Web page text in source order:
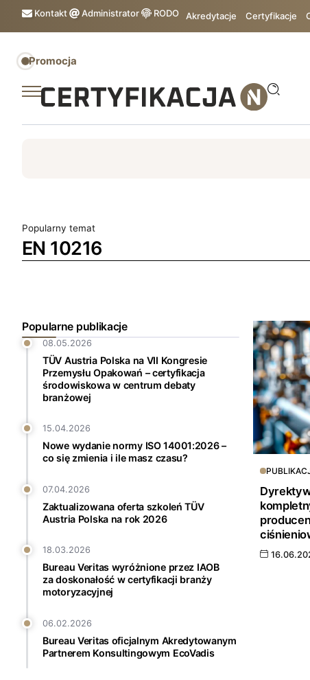
Kontakt Administrator RODO Akredytacje Certyfikacje
Promocja
Popularny temat
EN 10216
Popularne publikacje
08.05.2026
TÜV Austria Polska na VII Kongresie
Przemysłu Opakowań – certyfikacja
środowiskowa w centrum debaty
branżowej
15.04.2026
Nowe wydanie normy ISO 14001:2026 –
co się zmienia i ile masz czasu?
07.04.2026
Zaktualizowana oferta szkoleń TÜV
Austria Polska na rok 2026
18.03.2026
Bureau Veritas wyróżnione przez IAOB
za doskonałość w certyfikacji branży
motoryzacyjnej
06.02.2026
Bureau Veritas oficjalnym Akredytowanym
Partnerem Konsultingowym EcoVadis